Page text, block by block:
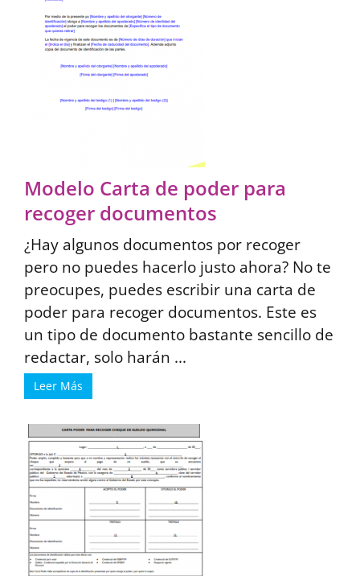
Modelo Carta de poder para
recoger documentos
¿Hay algunos documentos por recoger
pero no puedes hacerlo justo ahora? No te
preocupes, puedes escribir una carta de
poder para recoger documentos. Este es
un tipo de documento bastante sencillo de
redactar, solo harán ...
Leer Más